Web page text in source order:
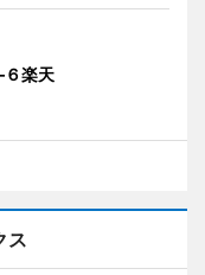
楽天
ス